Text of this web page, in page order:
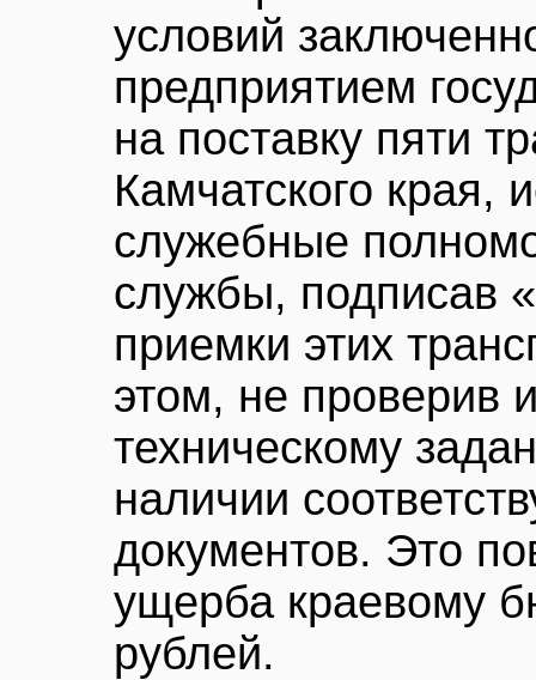
условий
предприятием
на поставку пяти
Камчатского края,
служебные
службы, подписав
приемки этих
этом, не проверив
техническому
наличии
документов. Это
ущерба краевому
рублей.